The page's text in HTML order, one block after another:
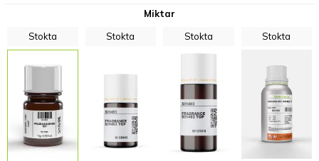
Miktar
Stokta
Stokta Stokta Stokta